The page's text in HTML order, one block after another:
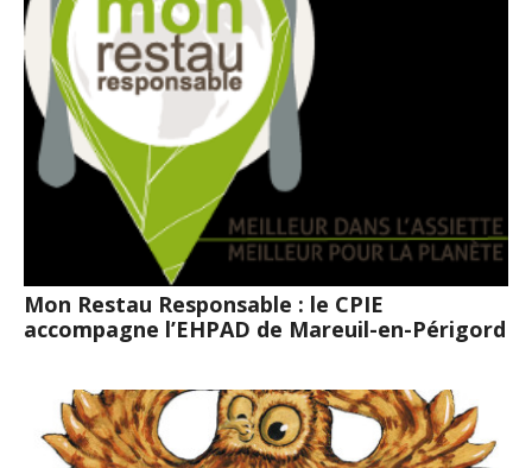
Mon Restau Responsable : le CPIE
accompagne l’EHPAD de Mareuil-en-Périgord